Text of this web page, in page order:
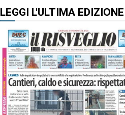
LEGGI L'ULTIMA EDIZIONE